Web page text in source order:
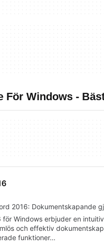
För Windows -
2016: Dokumentskapande
för Windows erbjuder en
och effektiv
funktioner…